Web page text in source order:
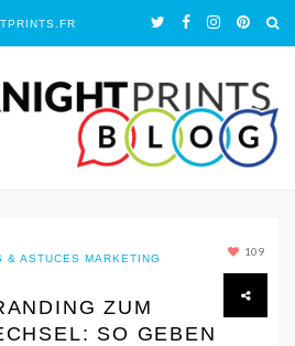
109
& ASTUCES MARKETING
ZUM
SO GEBEN